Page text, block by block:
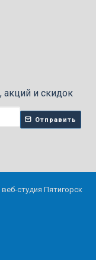
акций и скидок
Отправить
студия Пятигорск